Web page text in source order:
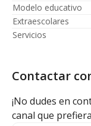
Modelo educativo
Extraescolares
Servicios
Contactar
¡No dudes en
canal que